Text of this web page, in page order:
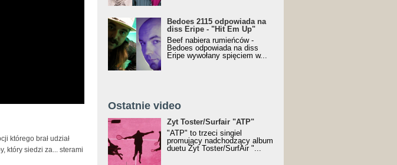
którego brał udział
który siedzi za... sterami
Bedoes 2115 odpowiada na
diss Eripe - "Hit Em Up"
Beef nabiera rumieńców -
Bedoes odpowiada na diss
Eripe wywołany spięciem w...
Ostatnie video
Żyt Toster/SurfAir - ATP VIDEO
Żyt Toster/Surfair "ATP"
"ATP" to trzeci singiel
promujący nadchodzący album
duetu Żyt Toster/SurfAir "...